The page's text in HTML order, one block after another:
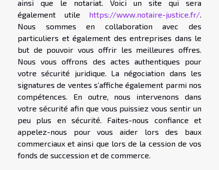
ainsi que le notariat. Voici un site qui sera
également utile https://www.notaire-justice.fr/.
Nous sommes en collaboration avec des
particuliers et également des entreprises dans le
but de pouvoir vous offrir les meilleures offres.
Nous vous offrons des actes authentiques pour
votre sécurité juridique. La négociation dans les
signatures de ventes s’affiche également parmi nos
compétences. En outre, nous intervenons dans
votre sécurité afin que vous puissiez vous sentir un
peu plus en sécurité. Faites-nous confiance et
appelez-nous pour vous aider lors des baux
commerciaux et ainsi que lors de la cession de vos
fonds de succession et de commerce.